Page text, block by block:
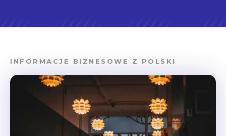
INFORMACJE BIZNESOWE Z POLSKI